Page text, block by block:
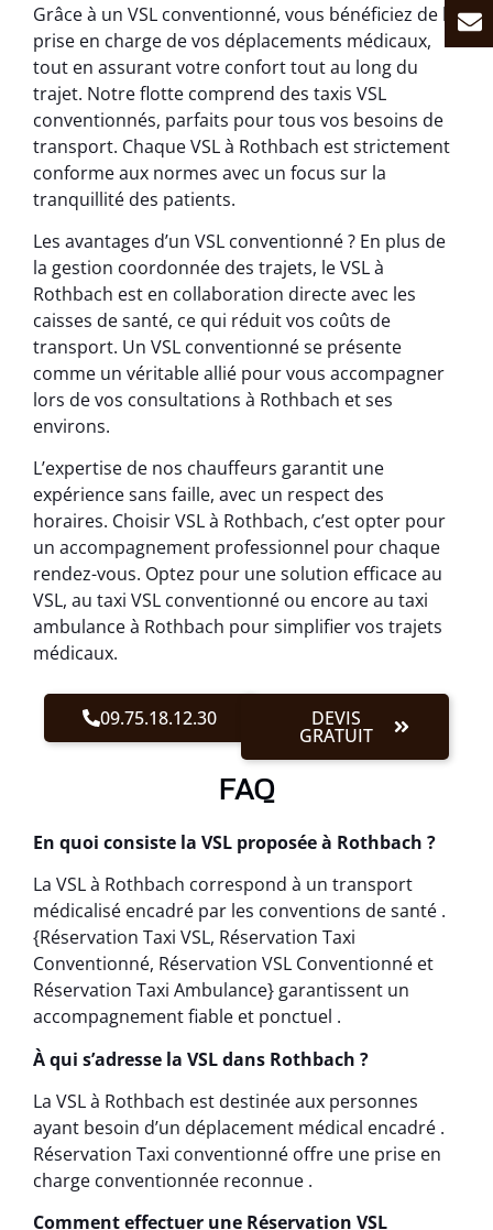
Grâce à un VSL conventionné, vous bénéficiez de la
prise en charge de vos déplacements médicaux,
tout en assurant votre confort tout au long du
trajet. Notre flotte comprend des taxis VSL
conventionnés, parfaits pour tous vos besoins de
transport. Chaque VSL à Rothbach est strictement
conforme aux normes avec un focus sur la
tranquillité des patients.
Les avantages d’un VSL conventionné ? En plus de
la gestion coordonnée des trajets, le VSL à
Rothbach est en collaboration directe avec les
caisses de santé, ce qui réduit vos coûts de
transport. Un VSL conventionné se présente
comme un véritable allié pour vous accompagner
lors de vos consultations à Rothbach et ses
environs.
L’expertise de nos chauffeurs garantit une
expérience sans faille, avec un respect des
horaires. Choisir VSL à Rothbach, c’est opter pour
un accompagnement professionnel pour chaque
rendez-vous. Optez pour une solution efficace au
VSL, au taxi VSL conventionné ou encore au taxi
ambulance à Rothbach pour simplifier vos trajets
médicaux.
09.75.18.12.30 DEVIS
GRATUIT
FAQ
En quoi consiste la VSL proposée à Rothbach ?
La VSL à Rothbach correspond à un transport
médicalisé encadré par les conventions de santé .
{Réservation Taxi VSL, Réservation Taxi
Conventionné, Réservation VSL Conventionné et
Réservation Taxi Ambulance} garantissent un
accompagnement fiable et ponctuel .
À qui s’adresse la VSL dans Rothbach ?
La VSL à Rothbach est destinée aux personnes
ayant besoin d’un déplacement médical encadré .
Réservation Taxi conventionné offre une prise en
charge conventionnée reconnue .
Comment effectuer une Réservation VSL